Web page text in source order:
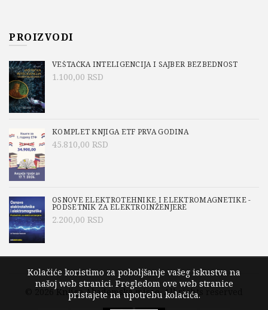
PROIZVODI
VEŠTAČKA INTELIGENCIJA I SAJBER BEZBEDNOST
1.100,00 RSD
KOMPLET KNJIGA ETF PRVA GODINA
45.810,00 RSD
OSNOVE ELEKTROTEHNIKE I ELEKTROMAGNETIKE -
PODSETNIK ZA ELEKTROINŽENJERE
2.200,00 RSD
© 2026 Knjige Akademska misao. All rights reserved
Kolačiće koristimo za poboljšanje vašeg iskustva na
našoj web stranici. Pregledom ove web stranice
pristajete na upotrebu kolačića.